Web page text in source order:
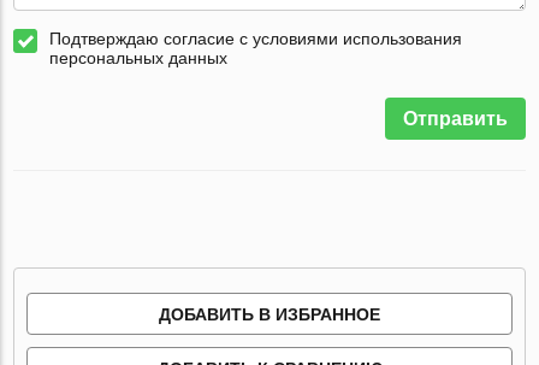
Подтверждаю согласие с условиями использования
персональных данных
Отправить
ДОБАВИТЬ В ИЗБРАННОЕ